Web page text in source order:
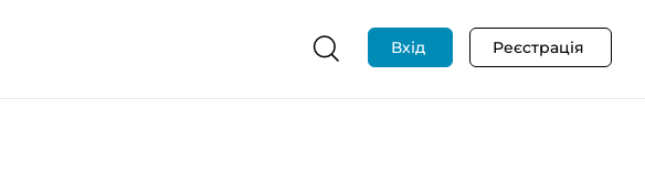
Вхід Реєстрація